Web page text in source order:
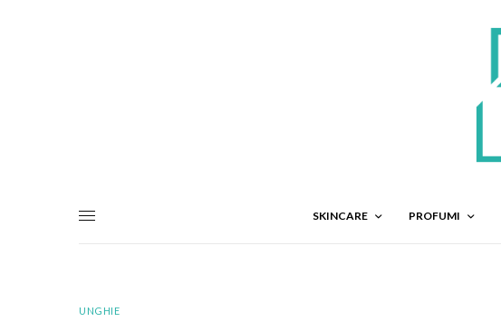
SKINCARE PROFUMI
UNGHIE